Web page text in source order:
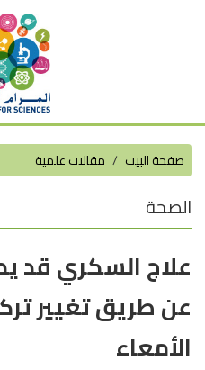
صفحة البيت مقالات علمية
الصحة
علاج السكري قد
عن طريق تغيير
الأمعاء